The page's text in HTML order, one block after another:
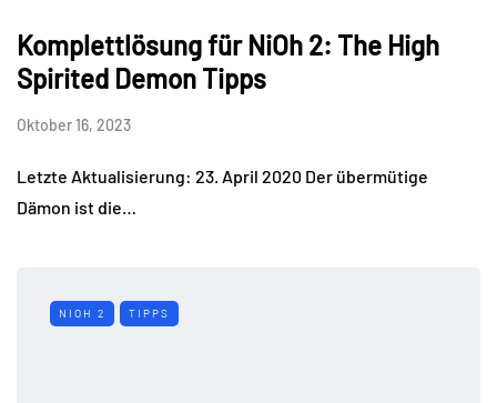
Komplettlösung für NiOh 2: The High
Spirited Demon Tipps
Oktober 16, 2023
Letzte Aktualisierung: 23. April 2020 Der übermütige
Dämon ist die…
NIOH 2 TIPPS